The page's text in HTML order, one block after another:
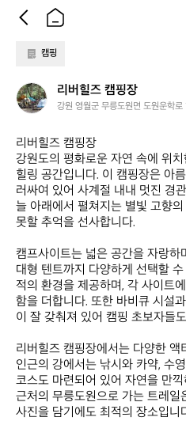
캠핑
리
버
즈
캠
핑
장
리버힐즈 캠핑장
강원 영월군 무릉도원면 도원운학
리버힐즈 캠핑장
강원도의 평화로운 자연 속에 위
힐링 공간입니다. 이 캠핑장은 아
러싸여 있어 사계절 내내 멋진 경
늘 아래에서 펼쳐지는 별빛 고향
못할 추억을 선사합니다.
캠프사이트는 넓은 공간을 자랑하
대형 텐트까지 다양하게 선택할
적의 환경을 제공하며, 각 사이트
함을 더합니다. 또한 바비큐 시설
이 잘 갖춰져 있어 캠핑 초보자들
리버힐즈 캠핑장에서는 다양한 액
인근의 강에서는 낚시와 카약, 수
코스도 마련되어 있어 자연을 만
근처의 무릉도원으로 가는 트레일
사진을 담기에도 최적의 장소입니